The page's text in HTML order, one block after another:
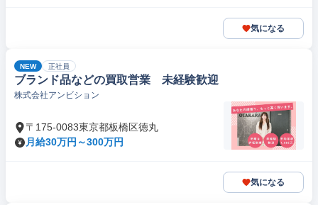
気になる
NEW 正社員
ブランド品などの買取営業 未経験歓迎
株式会社アンビション
〒175-0083東京都板橋区徳丸
月給30万円～300万円
気になる